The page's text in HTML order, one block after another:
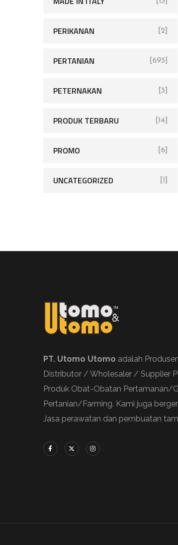
PERIKANAN [2]
PERTANIAN [693]
PETERNAKAN [3]
PRODUK TERBARU [14]
PROMO [6]
UNCATEGORIZED [1]
PT. Utomo Utomo adalah
Distributor / Wholesaler / Supplier
Produk Obat-Obatan Pertamanan/
Pertanian/Farming. Kami juga
Jasa perawatan dan pembuatan